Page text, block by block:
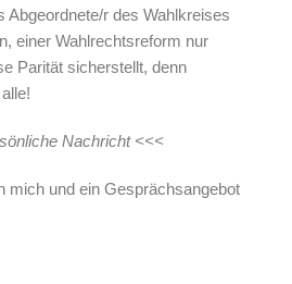
Abgeordnete/r des Wahlkreises
einer Wahlrechtsreform nur
Parität sicherstellt, denn
Nachricht <<<
mich und ein Gesprächsangebot